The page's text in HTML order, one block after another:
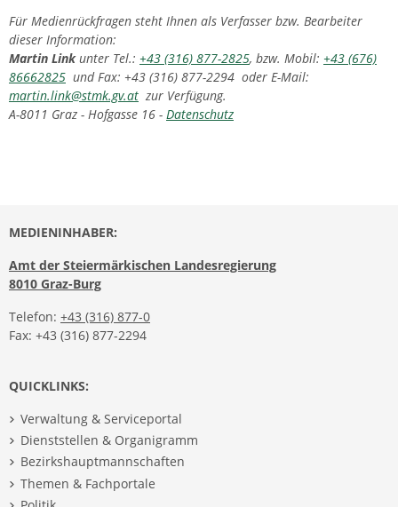
Für Medienrückfragen steht Ihnen als Verfasser bzw. Bearbeiter
dieser Information:
Martin Linkunter Tel.: +43 (316) 877-2825, bzw. Mobil: +43 (676)
86662825 und Fax: +43 (316) 877-2294 oder E-Mail:
martin.link@stmk.gv.at zur Verfügung.
A-8011 Graz - Hofgasse 16 - Datenschutz
MEDIENINHABER:
Amt der Steiermärkischen Landesregierung
8010 Graz-Burg
Telefon: +43 (316) 877-0
Fax: +43 (316) 877-2294
QUICKLINKS:
Verwaltung & Serviceportal
Dienststellen & Organigramm
Bezirkshauptmannschaften
Themen & Fachportale